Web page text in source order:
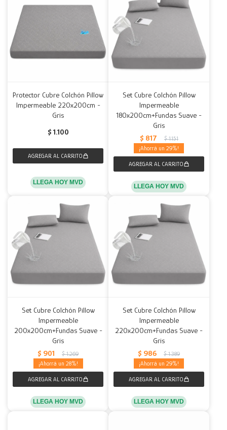
Protector Cubre Colchón Pillow
Impermeable 220x200cm -
Gris
$ 1.100
LLEGA HOY MVD
Set Cubre Colchón Pillow
Impermeable
180x200cm+Fundas Suave -
Gris
$ 817 $ 1.151
29
LLEGA HOY MVD
Set Cubre Colchón Pillow
Impermeable
200x200cm+Fundas Suave -
Gris
$ 901 $ 1.269
28
LLEGA HOY MVD
Set Cubre Colchón Pillow
Impermeable
220x200cm+Fundas Suave -
Gris
$ 986 $ 1.389
29
LLEGA HOY MVD